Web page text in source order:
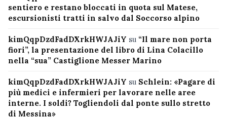
sentiero e restano bloccati in quota sul Matese,
escursionisti tratti in salvo dal Soccorso alpino
kimQqpDzdFadDXrkHWJAJiY su “Il mare non porta
fiori”, la presentazione del libro di Lina Colacillo
nella “sua” Castiglione Messer Marino
kimQqpDzdFadDXrkHWJAJiY su Schlein: «Pagare di
più medici e infermieri per lavorare nelle aree
interne. I soldi? Togliendoli dal ponte sullo stretto
di Messina»